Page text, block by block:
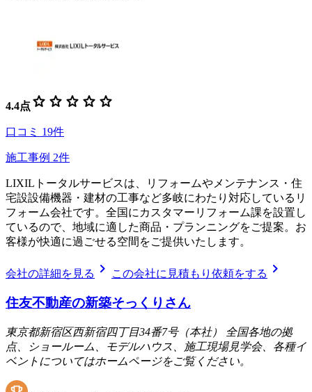
4.4点 star star star star star
口コミ 19件
施工事例 2件
LIXILトータルサービスは、リフォームやメンテナンス・住
宅設設備機器・建材の工事など多岐にわたり対応しているリ
フォーム会社です。全国にカスタマーリフォーム課を設置し
ているので、地域に適した商品・プランニングをご提案。お
客様が快適に過ごせる空間をご提供いたします。
会社の詳細を見る chevron_right この会社に見積もり依頼をする chevron_right
住友不動産の新築そっくりさん
東京都新宿区西新宿四丁目34番7号（本社） 全国各地の拠
点、ショールーム、モデルハウス、施工現場見学会、各種イ
ベントについてはホームページをご覧ください。